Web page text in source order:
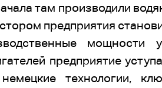
там производили
предприятия
мощности
предприятие
немецкие технологии,